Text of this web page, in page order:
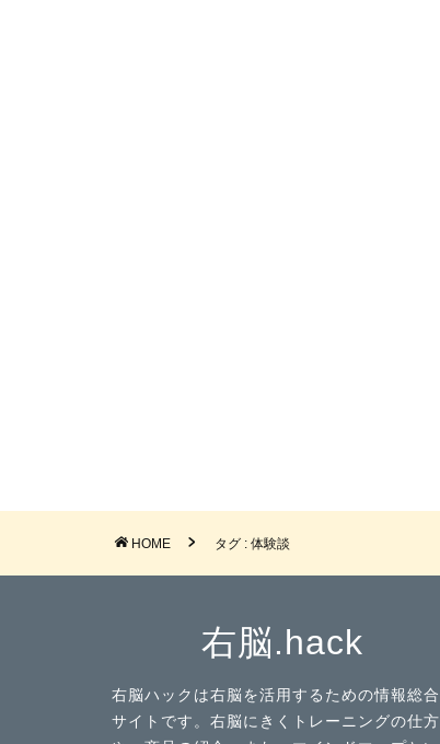
HOME タグ : 体験談
右脳.hack
右脳ハックは右脳を活用するための情報総合
サイトです。右脳にきくトレーニングの仕方